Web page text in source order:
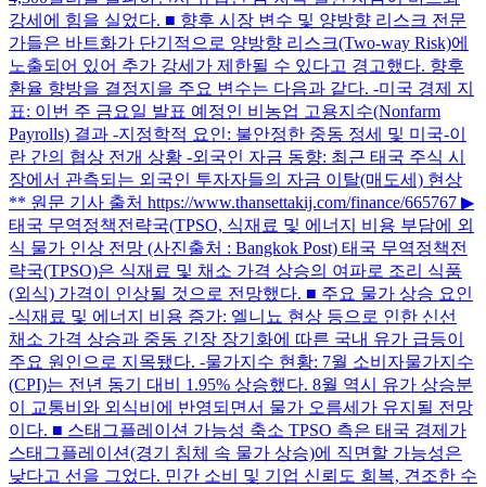
강세에 힘을 실었다. ■ 향후 시장 변수 및 양방향 리스크 전문
가들은 바트화가 단기적으로 양방향 리스크(Two-way Risk)에
노출되어 있어 추가 강세가 제한될 수 있다고 경고했다. 향후
환율 향방을 결정지을 주요 변수는 다음과 같다. -미국 경제 지
표: 이번 주 금요일 발표 예정인 비농업 고용지수(Nonfarm
Payrolls) 결과 -지정학적 요인: 불안정한 중동 정세 및 미국-이
란 간의 협상 전개 상황 -외국인 자금 동향: 최근 태국 주식 시
장에서 관측되는 외국인 투자자들의 자금 이탈(매도세) 현상
** 원문 기사 출처 https://www.thansettakij.com/finance/665767 ▶
태국 무역정책전략국(TPSO, 식재료 및 에너지 비용 부담에 외
식 물가 인상 전망 (사진출처 : Bangkok Post) 태국 무역정책전
략국(TPSO)은 식재료 및 채소 가격 상승의 여파로 조리 식품
(외식) 가격이 인상될 것으로 전망했다. ■ 주요 물가 상승 요인
-식재료 및 에너지 비용 증가: 엘니뇨 현상 등으로 인한 신선
채소 가격 상승과 중동 긴장 장기화에 따른 국내 유가 급등이
주요 원인으로 지목됐다. -물가지수 현황: 7월 소비자물가지수
(CPI)는 전년 동기 대비 1.95% 상승했다. 8월 역시 유가 상승분
이 교통비와 외식비에 반영되면서 물가 오름세가 유지될 전망
이다. ■ 스태그플레이션 가능성 축소 TPSO 측은 태국 경제가
스태그플레이션(경기 침체 속 물가 상승)에 직면할 가능성은
낮다고 선을 그었다. 민간 소비 및 기업 신뢰도 회복, 견조한 수